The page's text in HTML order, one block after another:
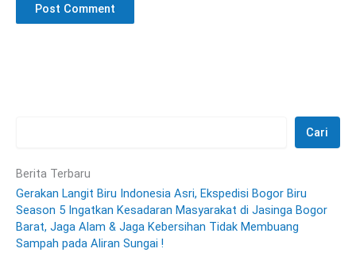
Cari
Berita Terbaru
Gerakan Langit Biru Indonesia Asri, Ekspedisi Bogor Biru
Season 5 Ingatkan Kesadaran Masyarakat di Jasinga Bogor
Barat, Jaga Alam & Jaga Kebersihan Tidak Membuang
Sampah pada Aliran Sungai !